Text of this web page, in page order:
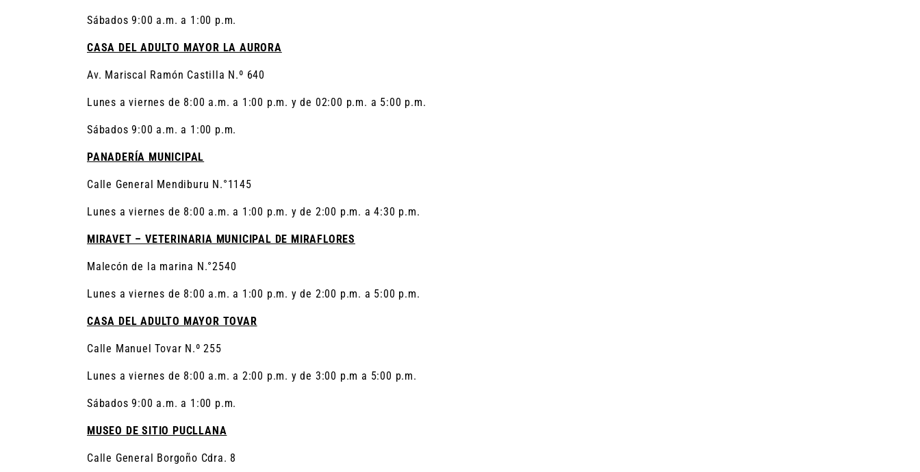
Sábados 9:00 a.m. a 1:00 p.m.
CASA DEL ADULTO MAYOR LA AURORA
Av. Mariscal Ramón Castilla N.º 640
Lunes a viernes de 8:00 a.m. a 1:00 p.m. y de 02:00 p.m. a 5:00 p.m.
Sábados 9:00 a.m. a 1:00 p.m.
PANADERÍA MUNICIPAL
Calle General Mendiburu N.°1145
Lunes a viernes de 8:00 a.m. a 1:00 p.m. y de 2:00 p.m. a 4:30 p.m.
MIRAVET – VETERINARIA MUNICIPAL DE MIRAFLORES
Malecón de la marina N.°2540
Lunes a viernes de 8:00 a.m. a 1:00 p.m. y de 2:00 p.m. a 5:00 p.m.
CASA DEL ADULTO MAYOR TOVAR
Calle Manuel Tovar N.º 255
Lunes a viernes de 8:00 a.m. a 2:00 p.m. y de 3:00 p.m a 5:00 p.m.
Sábados 9:00 a.m. a 1:00 p.m.
MUSEO DE SITIO PUCLLANA
Calle General Borgoño Cdra. 8